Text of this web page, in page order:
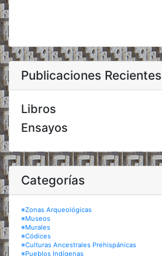
Publicaciones Recientes
Libros
Ensayos
Categorías
※Zonas Arqueológicas
※Museos
※Murales
※Códices
※Culturas Ancestrales Prehispánicas
※Pueblos Indígenas